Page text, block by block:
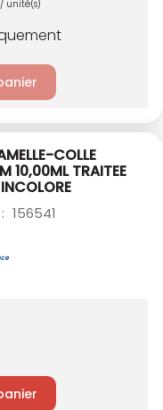
/ unité(s)
COLLE
10,00MLTRAITEE
156541